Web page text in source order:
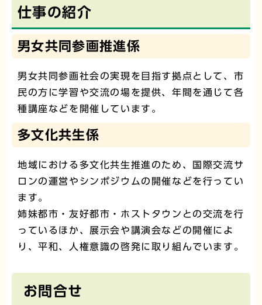
仕事の紹介
男女共同参画推進係
男女共同参画社会の実現を目指す拠点として、市
民の方に学習や交流の場を提供、年間を通じて各
種講座などを開催しています。
多文化共生係
地域における多文化共生推進のため、国際交流サ
ロンの運営やシンポジウムの開催などを行ってい
ます。
姉妹都市・友好都市・ホストタウンとの交流を行
っているほか、展示会や講演会などの開催によ
り、平和、人権意識の啓発に取り組んでいます。
お問合せ